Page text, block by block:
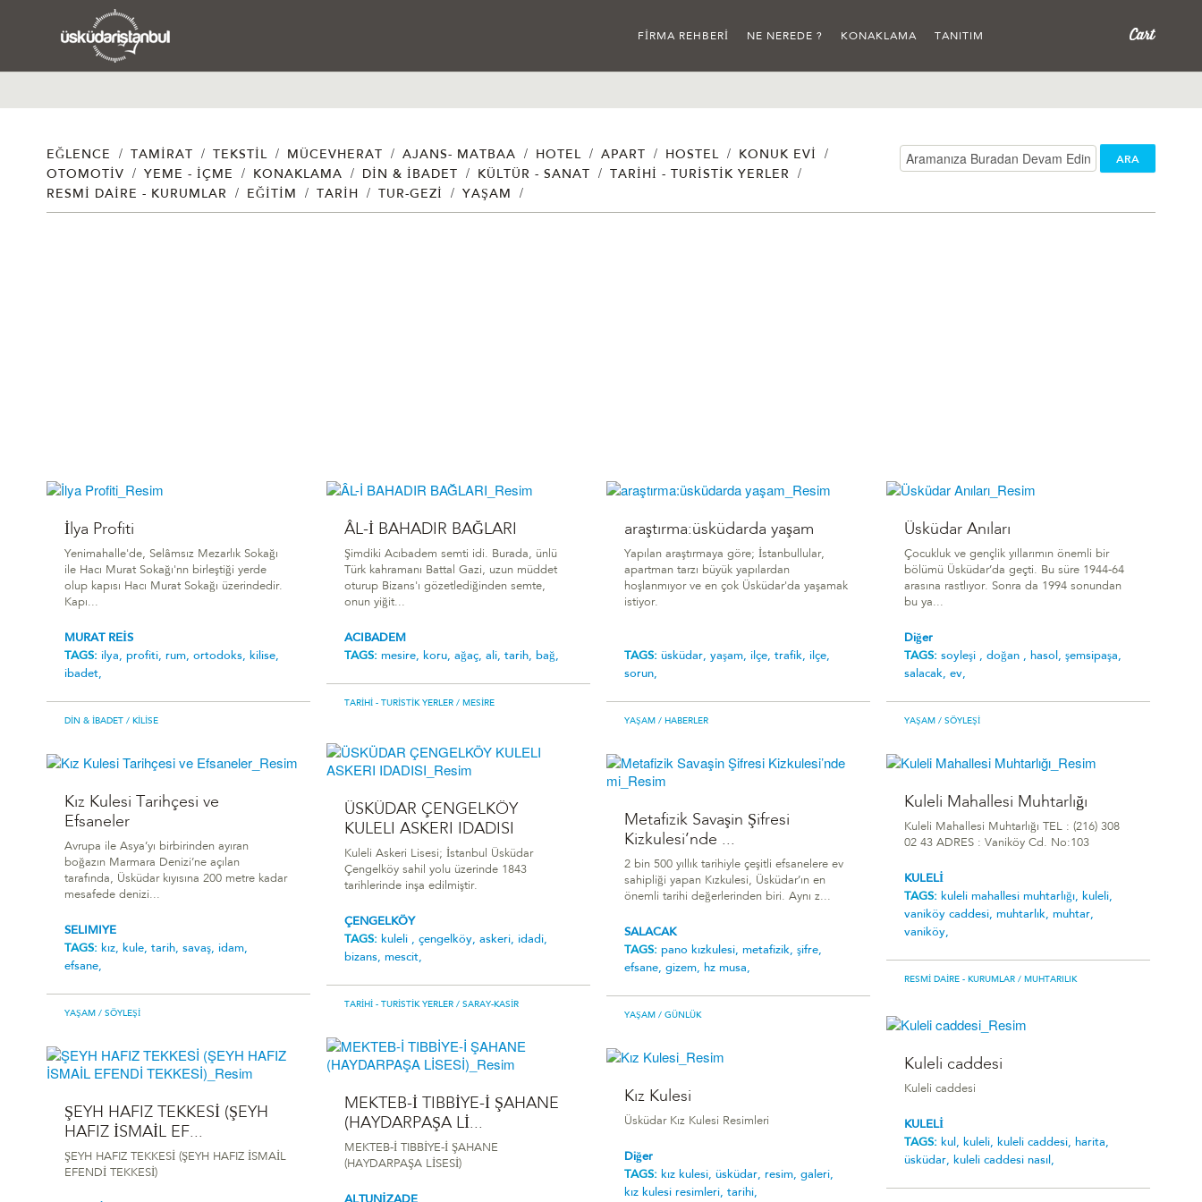
FIRMA REHBERI NE NEREDE ? KONAKLAMA TANITIM
EĞLENCE / TAMIRAT / TEKSTIL / MÜCEVHERAT / AJANS- MATBAA / HOTEL / APART / HOSTEL / KONUK EVI /
OTOMOTIV / YEME - İÇME / KONAKLAMA / DIN & İBADET / KÜLTÜR - SANAT / TARIHI - TURISTIK YERLER /
RESMI DAIRE - KURUMLAR / EĞITIM / TARIH / TUR-GEZI / YAŞAM /
ARA
İlya Profiti
Yenimahalle'de, Selâmsız Mezarlık Sokağı
ile Hacı Murat Sokağı'nn birleştiği yerde
olup kapısı Hacı Murat Sokağı üzerindedir.
Kapı...
MURAT REİS
TAGS: i̇lya, profiti, rum, ortodoks, kilise,
ibadet,
DIN & İBADET / KILISE
ÂL-İ BAHADIR BAĞLARI
Şimdiki Acıbadem semti idi. Burada, ünlü
Türk kahramanı Battal Gazi, uzun müddet
oturup Bizans'ı gözetlediğinden semte,
onun yiğit...
ACIBADEM
TAGS: mesire, koru, ağaç, ali, tarih, bağ,
TARIHI - TURISTIK YERLER / MESIRE
araştırma:üsküdarda yaşam
Yapılan araştırmaya göre; İstanbullular,
apartman tarzı büyük yapılardan
hoşlanmıyor ve en çok Üsküdar'da yaşamak
istiyor.
TAGS: üsküdar, yaşam, ilçe, trafik, ilçe,
sorun,
YAŞAM / HABERLER
Üsküdar Anıları
Çocukluk ve gençlik yıllarımın önemli bir
bölümü Üsküdar’da geçti. Bu süre 1944-64
arasına rastlıyor. Sonra da 1994 sonundan
bu ya...
Diğer
TAGS: soyleşi , doğan , hasol, şemsipaşa,
salacak, ev,
YAŞAM / SÖYLEŞI
ÜSKÜDAR ÇENGELKÖY
KULELI ASKERI IDADISI
Kuleli Askeri Lisesi; İstanbul Üsküdar
Çengelköy sahil yolu üzerinde 1843
tarihlerinde inşa edilmiştir.
ÇENGELKÖY
TAGS: kuleli , çengelköy, askeri, idadi,
bizans, mescit,
TARIHI - TURISTIK YERLER / SARAY-KASIR
Kız Kulesi Tarihçesi ve
Efsaneler
Avrupa ile Asya’yı birbirinden ayıran
boğazın Marmara Denizi’ne açılan
tarafında, Üsküdar kıyısına 200 metre kadar
mesafede denizi...
SELIMIYE
TAGS: kız, kule, tarih, savaş, idam,
efsane,
YAŞAM / SÖYLEŞI
Metafizik Savaşin Şifresi
Kizkulesi’nde ...
2 bin 500 yıllık tarihiyle çeşitli efsanelere ev
sahipliği yapan Kızkulesi, Üsküdar’ın en
önemli tarihi değerlerinden biri. Aynı z...
SALACAK
TAGS: pano kızkulesi, metafizik, şifre,
efsane, gizem, hz musa,
YAŞAM / GÜNLÜK
Kuleli Mahallesi Muhtarlığı
Kuleli Mahallesi Muhtarlığı TEL : (216) 308
02 43 ADRES : Vaniköy Cd. No:103
KULELİ
TAGS: kuleli mahallesi muhtarlığı, kuleli,
vaniköy caddesi, muhtarlık, muhtar,
vaniköy,
RESMI DAIRE - KURUMLAR / MUHTARILIK
Kuleli caddesi
Kuleli caddesi
KULELİ
TAGS: kul, kuleli, kuleli caddesi, harita,
üsküdar, kuleli caddesi nasıl,
MEKTEB-İ TIBBİYE-İ ŞAHANE
(HAYDARPAŞA Lİ...
MEKTEB-İ TIBBİYE-İ ŞAHANE
(HAYDARPAŞA LİSESİ)
ŞEYH HAFIZ TEKKESİ (ŞEYH
HAFIZ İSMAİL EF...
ŞEYH HAFIZ TEKKESİ (ŞEYH HAFIZ İSMAİL
EFENDİ TEKKESİ)
Kız Kulesi
Üsküdar Kız Kulesi Resimleri
Diğer
TAGS: kız kulesi, üsküdar, resim, galeri,
kız kulesi resimleri, tarihi,